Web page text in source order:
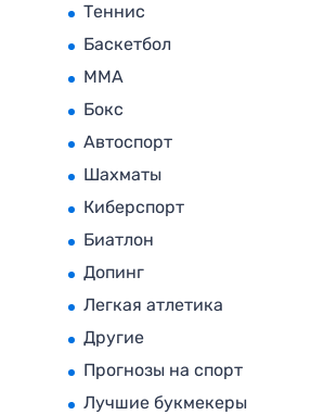
Теннис
Баскетбол
MMA
Бокс
Автоспорт
Шахматы
Киберспорт
Биатлон
Допинг
Легкая атлетика
Другие
Прогнозы на спорт
Лучшие букмекеры